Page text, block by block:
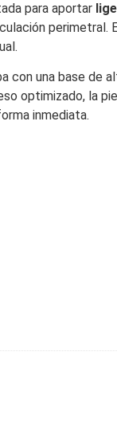
para aportar
con una base de
optimizado, la
inmediata.